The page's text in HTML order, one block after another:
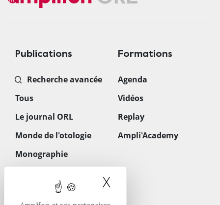
X
Publications
Recherche avancée
Tous
Le journal ORL
Monde de l'otologie
Monographie
Formations
Agenda
Vidéos
Replay
Ampli'Academy